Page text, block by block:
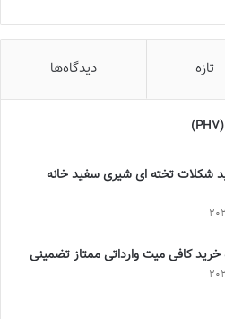
تازه دیدگاه‌ها
شکلات تخته ای شیری سفید خانه
کافی میت وارداتی ممتاز تضمینی